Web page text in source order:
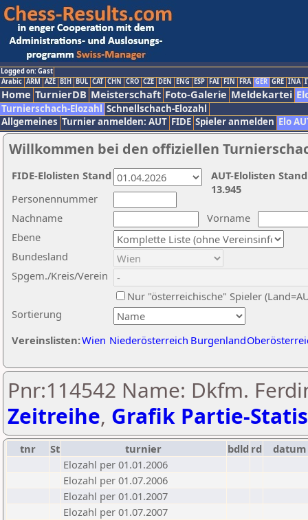
Logged on: Gast
Arabic ARM AZE BIH BUL CAT CHN CRO CZE DEN ENG ESP FAI FIN FRA GER GRE INA
Home TurnierDB Meisterschaft Foto-Galerie Meldekartei
Turnierschach-Elozahl Schnellschach-Elozahl
Allgemeines Turnier anmelden: AUT FIDE Spieler anmelden Elo
Willkommen bei den offiziellen
Nachname
Vorname
Ebene
Sortierung
Personennummer
Bundesland
Spgem./Kreis/Verein
Nur "österreichische" Spieler
Vereinslisten:Wien Niederösterreich Burgenland
AUT-Elolisten
13.945
FIDE-Elolisten Stand
Pnr:114542 Name: Dkfm.
Zeitreihe, Grafik Partie-
tnr St turnier bdld rd
datum
Elozahl per 01.01.2006
Elozahl per 01.07.2006
Elozahl per 01.01.2007
Elozahl per 01.07.2007